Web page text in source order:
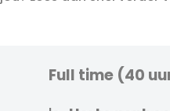
Full time (40